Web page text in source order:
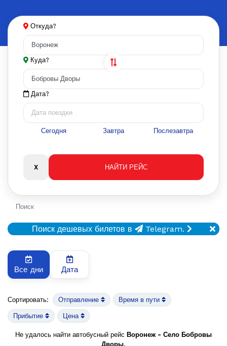
Откуда?
Куда?
Дата?
Сегодня Завтра Послезавтра
Поиск
Поиск дешевых билетов в Telegram.
Все дни Дата
Сортировать: Отправление Время в пути
Прибытие Цена
Не удалось найти автобусный рейс Воронеж - Село Бобровы
Дворы.